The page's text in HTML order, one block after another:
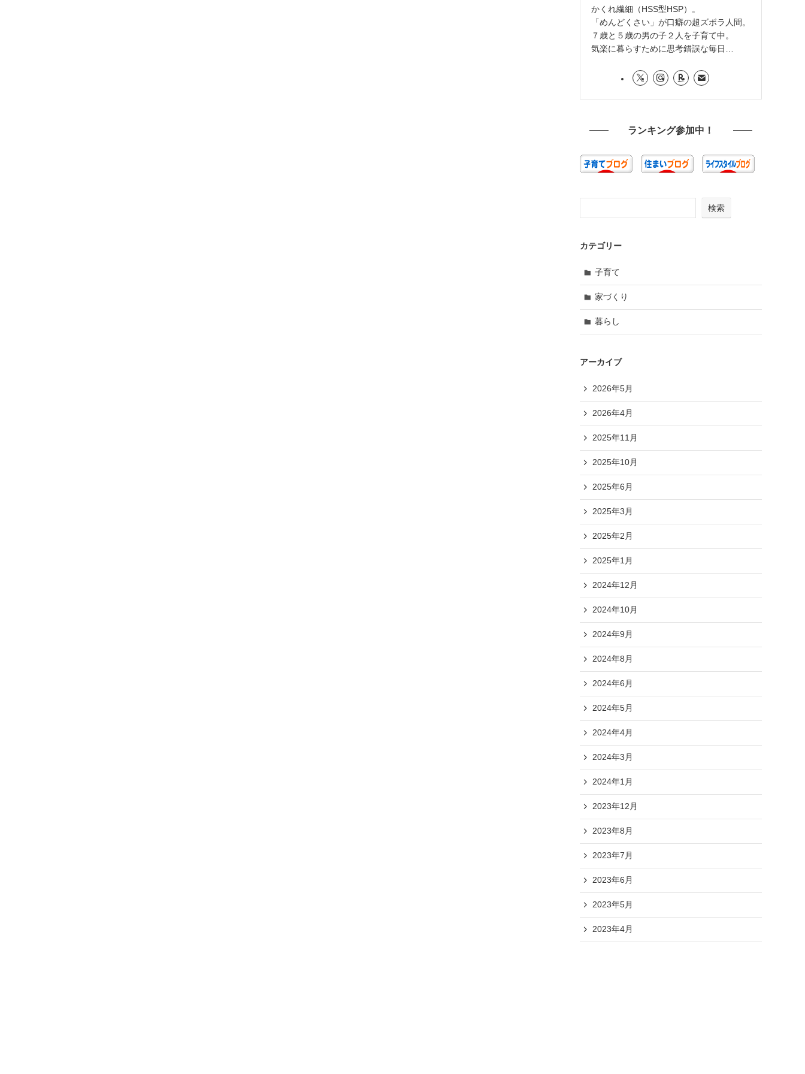
かくれ繊細（HSS型HSP）。
「めんどくさい」が口癖の超ズボラ人間。
７歳と５歳の男の子２人を子育て中。
気楽に暮らすために思考錯誤な毎日…
ランキング参加中！
検索
カテゴリー
子育て
家づくり
暮らし
アーカイブ
2026年5月
2026年4月
2025年11月
2025年10月
2025年6月
2025年3月
2025年2月
2025年1月
2024年12月
2024年10月
2024年9月
2024年8月
2024年6月
2024年5月
2024年4月
2024年3月
2024年1月
2023年12月
2023年8月
2023年7月
2023年6月
2023年5月
2023年4月